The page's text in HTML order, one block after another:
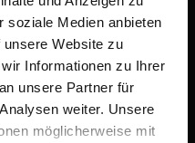
soziale Medien anbieten
Website zu
Informationen zu Ihrer
unsere Partner für
weiter. Unsere
möglicherweise mit
Nein. Sie
Nicht zu alt –
alt genug,
hier. Ich habe